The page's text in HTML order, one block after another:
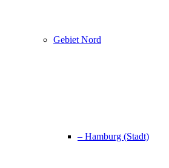
Gebiet Nord
– Hamburg (Stadt)